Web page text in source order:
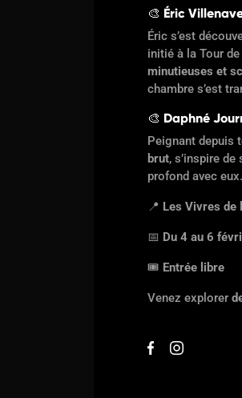
🎨 Éric
Éric s’est
initié à la Tour
minutieuses et
chambre s’est
🎨 Daphné
Peignant depuis
brut, s’inspire
profond avec
📍 Les Vivres de
📅 Du 4 au 6
🎟 Entrée libre
Venez explorer